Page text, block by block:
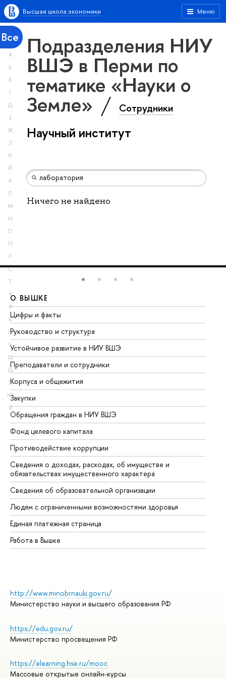
Меню
Высшая школа экономики
Все
А
Б
В
Г
Д
Е
Ж
З
И
Й
К
Л
М
Н
О
П
Р
С
Т
У
Ф
Х
Ц
Ч
Ш
Щ
Э
Ю
Я
Подразделения НИУ
ВШЭ в Перми по
тематике «Науки о
Земле» Сотрудники
Научный институт
Ничего не найдено
О ВЫШКЕ
Цифры и факты
Руководство и структура
Устойчивое развитие в НИУ ВШЭ
Преподаватели и сотрудники
Корпуса и общежития
Закупки
Обращения граждан в НИУ ВШЭ
Фонд целевого капитала
Противодействие коррупции
Сведения о доходах, расходах, об имуществе и
обязательствах имущественного характера
Сведения об образовательной организации
Людям с ограниченными возможностями здоровья
Единая платежная страница
Работа в Вышке
http://www.minobrnauki.gov.ru/
Министерство науки и высшего образования РФ
https://edu.gov.ru/
Министерство просвещения РФ
https://elearning.hse.ru/mooc
Массовые открытые онлайн-курсы